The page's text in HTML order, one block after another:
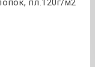
пл.120г/м2